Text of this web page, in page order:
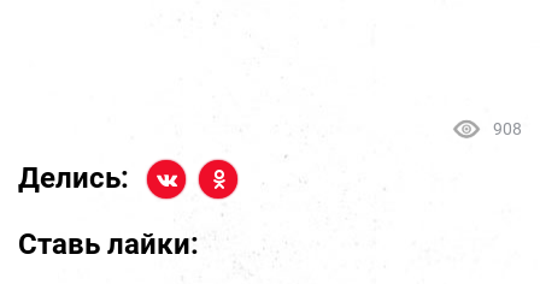
908
Делись:
Ставь лайки: